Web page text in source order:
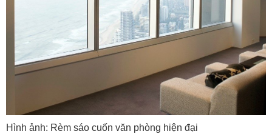
Hình ảnh: Rèm sáo cuốn văn phòng hiện đại